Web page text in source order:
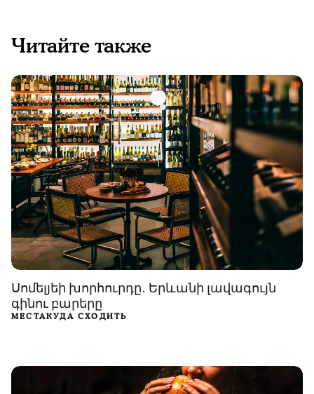
Читайте также
Սոմելյեի խորհուրդը․ Երևանի լավագույն
գինու բարերը
МЕСТАКУДА СХОДИТЬ